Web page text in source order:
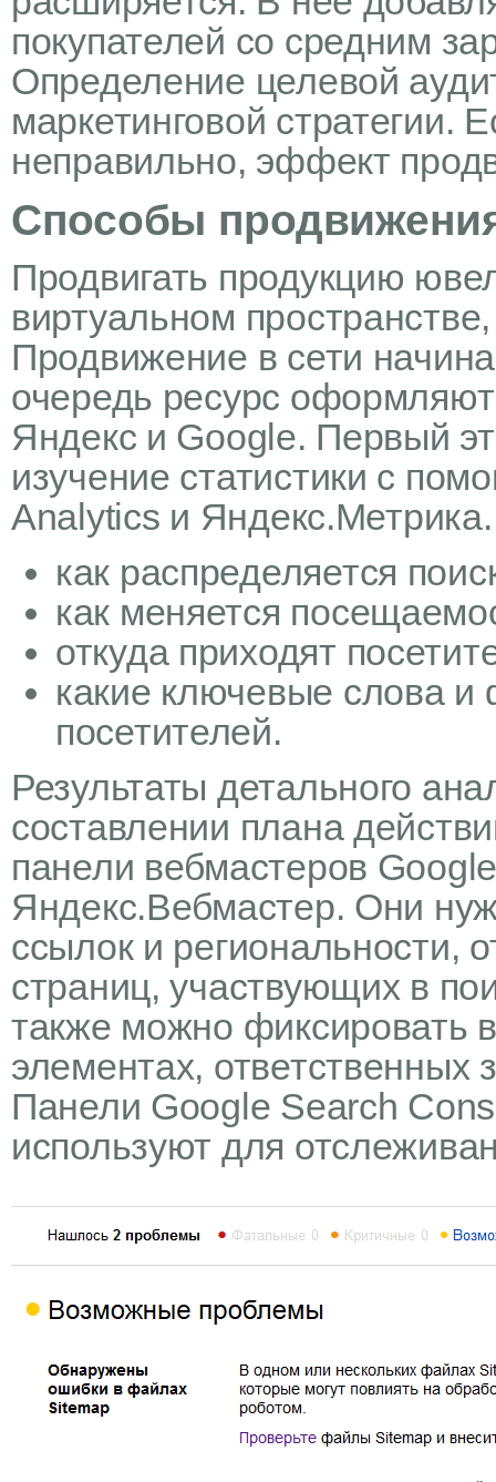
покупателей со средним
Определение целевой
маркетинговой стратегии.
неправильно, эффект
Способы
Продвигать продукцию
виртуальном
Продвижение в сети
очередь ресурс
Яндекс и Google. Первый
изучение статистики с
Analytics и
как распределяется
как меняется
откуда приходят
какие ключевые слова
посетителей.
Результаты детального
составлении плана
панели вебмастеров
Яндекс.Вебмастер. Они
ссылок и региональности,
страниц, участвующих в
также можно фиксировать
элементах, ответственных
Панели Google Search
используют для